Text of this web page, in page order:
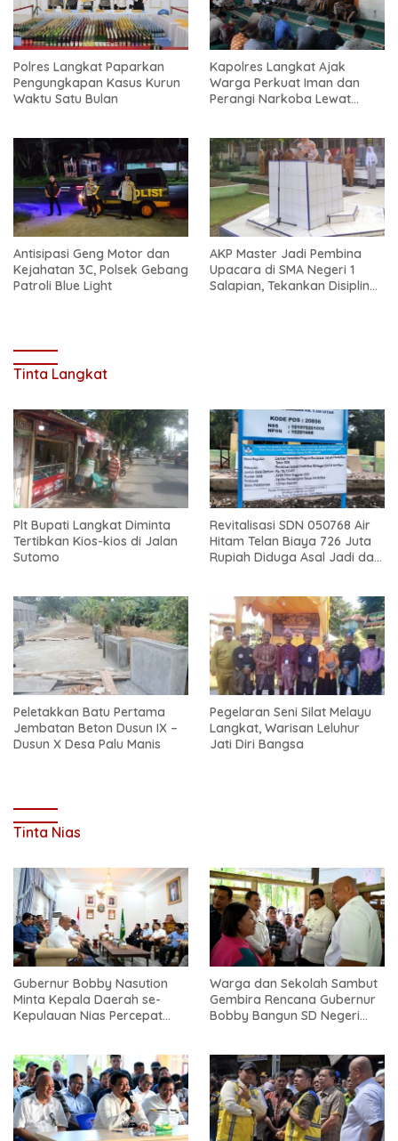
Polres Langkat Paparkan
Pengungkapan Kasus Kurun
Waktu Satu Bulan
Kapolres Langkat Ajak
Warga Perkuat Iman dan
Perangi Narkoba Lewat
Antisipasi Geng Motor dan
Kejahatan 3C, Polsek Gebang
Patroli Blue Light
AKP Master Jadi Pembina
Upacara di SMA Negeri 1
Salapian, Tekankan Disiplin
Tinta Langkat
Plt Bupati Langkat Diminta
Tertibkan Kios-kios di Jalan
Sutomo
Revitalisasi SDN 050768 Air
Hitam Telan Biaya 726 Juta
Rupiah Diduga Asal Jadi dan
Peletakkan Batu Pertama
Jembatan Beton Dusun IX –
Dusun X Desa Palu Manis
Pegelaran Seni Silat Melayu
Langkat, Warisan Leluhur
Jati Diri Bangsa
Tinta Nias
Gubernur Bobby Nasution
Minta Kepala Daerah se-
Kepulauan Nias Percepat
Warga dan Sekolah Sambut
Gembira Rencana Gubernur
Bobby Bangun SD Negeri